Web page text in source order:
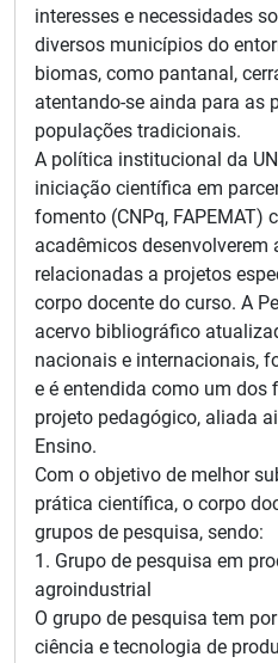
interesses e necessidades
diversos municípios do
biomas, como pantanal,
atentando-se ainda para as
populações tradicionais.
A política institucional da
iniciação científica em
fomento (CNPq, FAPEMAT)
acadêmicos desenvolverem
relacionadas a projetos
corpo docente do curso. A
acervo bibliográfico
nacionais e internacionais,
e é entendida como um dos
projeto pedagógico, aliada
Ensino.
Com o objetivo de melhor
prática científica, o corpo
grupos de pesquisa, sendo:
1. Grupo de pesquisa em
agroindustrial
O grupo de pesquisa tem
ciência e tecnologia de